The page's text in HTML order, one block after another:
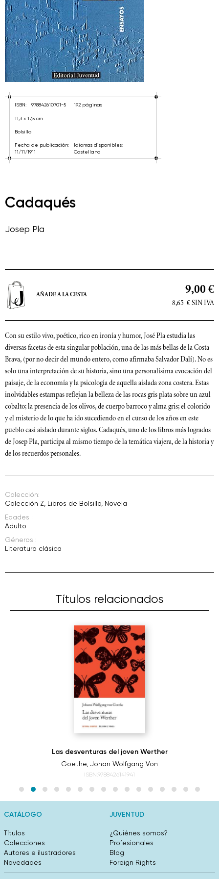
ISBN: 978842610701-5
11,3 x 17,5 cm
Bolsillo
Fecha de publicación:
11/11/1911
192 páginas
Idiomas disponibles:
Castellano
Cadaqués
Josep Pla
9,00 €
8,65 € SIN IVA
AÑADE A LA CESTA
Con su estilo vivo, poético, rico en ironía y humor, José Pla estudia las
diversas facetas de esta singular población, una de las más bellas de la Costa
Brava, (por no decir del mundo entero, como afirmaba Salvador Dalí). No es
solo una interpretación de su historia, sino una personalísima evocación del
paisaje, de la economía y la psicología de aquella aislada zona costera. Estas
inolvidables estampas reflejan la belleza de las rocas gris plata sobre un azul
cobalto; la presencia de los olivos, de cuerpo barroco y alma gris; el colorido
y el misterio de lo que ha ido sucediendo en el curso de los años en este
pueblo casi aislado durante siglos. Cadaqués, uno de los libros más logrados
de Josep Pla, participa al mismo tiempo de la temática viajera, de la historia y
de los recuerdos personales.
Colección:
Colección Z, Libros de Bolsillo, Novela
Edades :
Adulto
Géneros :
Literatura clásica
Títulos relacionados
Las desventuras del joven Werther
Goethe, Johan Wolfgang Von
ISBN:9788426141941
CATÁLOGO
Títulos
Colecciones
Autores e ilustradores
Novedades
JUVENTUD
¿Quiénes somos?
Profesionales
Blog
Foreign Rights